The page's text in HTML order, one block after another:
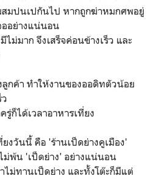
มปนเปกันไป หากถูกฆ่าหมกศพอยู่
ออย่างแน่นอน
ม่มาก จึงเสร็จค่อนข้างเร็ว และ
กค้า ทำให้งานของออดิทตัวน้อย
รู่ก็ได้เวลาอาหารเที่ยง
งวันนี้ คือ 'ร้านเป็ดย่างคูเมือง'
ม่พ้น 'เป็ดย่าง' อย่างแน่นอน
ไม่ทานเป็ดย่าง และทั้งโต๊ะก็มีแต่